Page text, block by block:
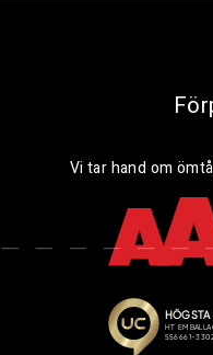
Vi tar hand om